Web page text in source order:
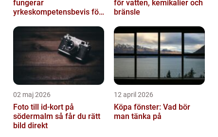
fungerar
yrkeskompetensbevis för
för vatten, kemikalier och
bränsle
02 maj 2026
Foto till id-kort på
södermalm så får du rätt
bild direkt
12 april 2026
Köpa fönster: Vad bör
man tänka på